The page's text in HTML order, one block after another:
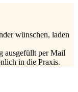
wünschen, laden
ausgefüllt per Mail
in die Praxis.